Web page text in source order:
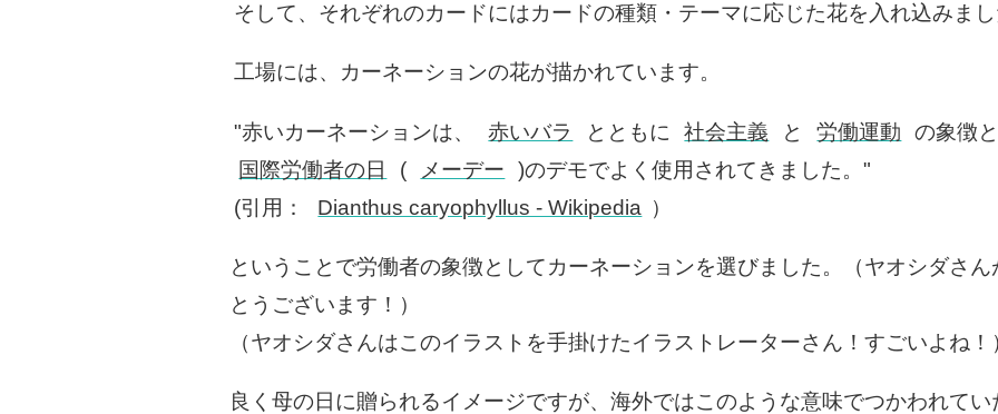
そして、それぞれのカードにはカードの種類・テーマに応じた花を入れ込みま
工場には、カーネーションの花が描かれています。
"赤いカーネーションは、 赤いバラ とともに 社会主義 と 労働運動
の象徴
国際労働者の日
( メーデー
)のデモでよく使用されてきました。"
(引用：
Dianthus caryophyllus - Wikipedia ）
ということで労働者の象徴としてカーネーションを選びました。（ヤオシダさ
とうございます！）
（ヤオシダさんはこのイラストを手掛けたイラストレーターさん！すごいよね！
良く母の日に贈られるイメージですが、海外ではこのような意味でつかわれて